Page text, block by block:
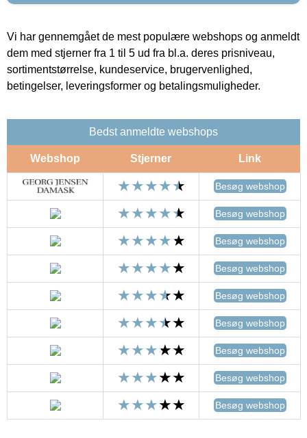
Vi har gennemgået de mest populære webshops og anmeldt
dem med stjerner fra 1 til 5 ud fra bl.a. deres prisniveau,
sortimentstørrelse, kundeservice, brugervenlighed,
betingelser, leveringsformer og betalingsmuligheder.
Bedst anmeldte webshops
Webshop Stjerner Link
Besøg webshop
Besøg webshop
Besøg webshop
Besøg webshop
Besøg webshop
Besøg webshop
Besøg webshop
Besøg webshop
Besøg webshop